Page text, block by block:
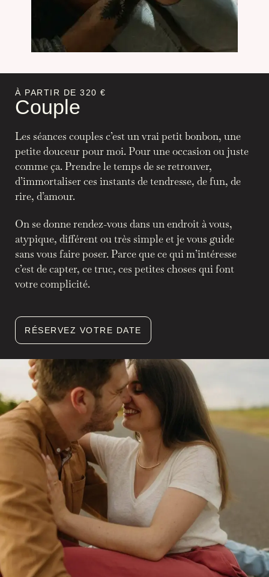
À PARTIR DE 320 €
Couple
Les séances couples c’est un vrai petit bonbon, une
petite douceur pour moi. Pour une occasion ou juste
comme ça. Prendre le temps de se retrouver,
d’immortaliser ces instants de tendresse, de fun, de
rire, d’amour.
On se donne rendez-vous dans un endroit à vous,
atypique, différent ou très simple et je vous guide
sans vous faire poser. Parce que ce qui m’intéresse
c’est de capter, ce truc, ces petites choses qui font
votre complicité.
RÉSERVEZ VOTRE DATE